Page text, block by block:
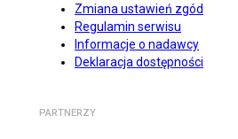
Zmiana ustawień zgód
Regulamin serwisu
Informacje o nadawcy
Deklaracja dostępności
PARTNERZY